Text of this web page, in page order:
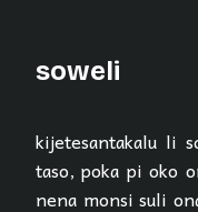
soweli
ki­je­te­san­ta­ka­lu li
taso, poka pi oko
nena monsi suli